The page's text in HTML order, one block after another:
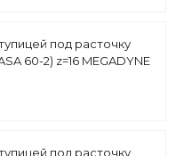
под расточку
60-2) z=16 MEGADYNE
под расточку